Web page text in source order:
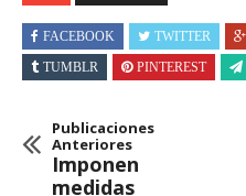
FACEBOOK TWITTER
TUMBLR
PINTEREST
Publicaciones
Anteriores
Imponen
medidas